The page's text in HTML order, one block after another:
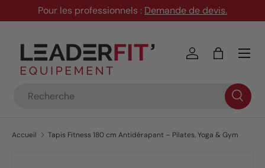
Aller au contenu
Pour les professionnels : Demande de devis.
Se connecter
Panier
Menu
Accueil Tapis Fitness 180 cm Antidérapant – Pilates, Yoga & Gym